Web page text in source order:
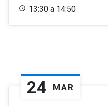
13:30 a 14:50
24 MAR